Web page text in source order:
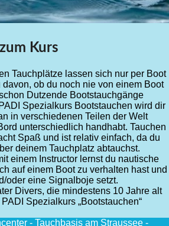
Kurs
Tauchplätze lassen sich nur per Boot
ob du noch nie von einem Boot
Dutzende Bootstauchgänge
Spezialkurs Bootstauchen wird dir
in verschiedenen Teilen der Welt
unterschiedlich handhabt. Tauchen
Spaß und ist relativ einfach, da du
deinem Tauchplatz abtauchst.
einem Instructor lernst du nautische
auf einem Boot zu verhalten hast und
oder eine Signalboje setzt.
Divers, die mindestens 10 Jahre alt
Spezialkurs „Bootstauchen“
- Tauchbasis am Straussee -